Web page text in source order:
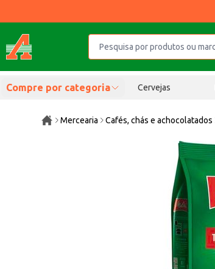
Compre por categoria Cervejas
Mercearia Cafés, chás e achocolatados